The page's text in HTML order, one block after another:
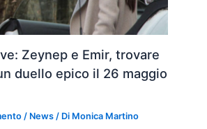
Zeynep e Emir, trovare
duello epico il 26 maggio
/ News / Di Monica Martino